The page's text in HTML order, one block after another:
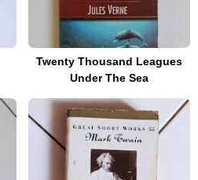
Twenty Thousand Leagues
Under The Sea